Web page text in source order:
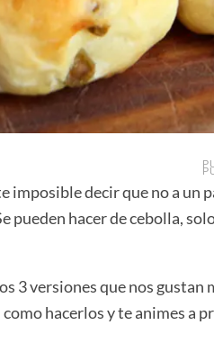
imposible decir que no a un
pueden hacer de cebolla,
3 versiones que nos gustan
como hacerlos y te animes a